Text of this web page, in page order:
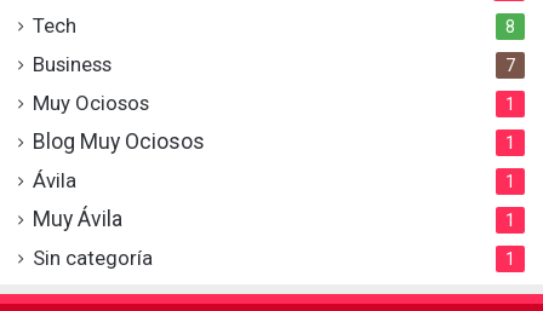
Tech 8
Business 7
Muy Ociosos 1
Blog Muy Ociosos 1
Ávila 1
Muy Ávila 1
Sin categoría 1